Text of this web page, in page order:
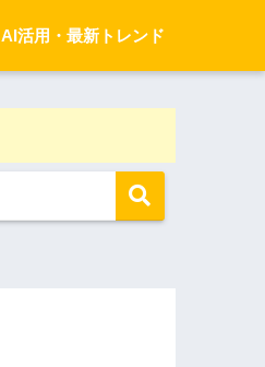
AI活用・最新トレンド